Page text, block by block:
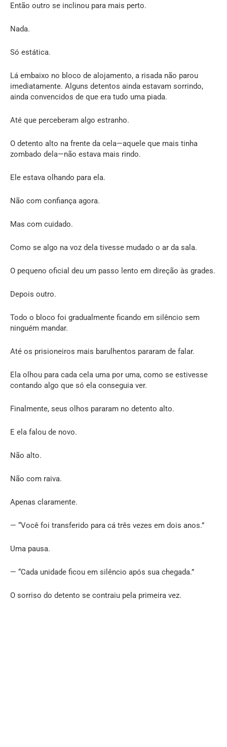
Então outro se inclinou para mais perto.
Nada.
Só estática.
Lá embaixo no bloco de alojamento, a risada não parou
imediatamente. Alguns detentos ainda estavam sorrindo,
ainda convencidos de que era tudo uma piada.
Até que perceberam algo estranho.
O detento alto na frente da cela—aquele que mais tinha
zombado dela—não estava mais rindo.
Ele estava olhando para ela.
Não com confiança agora.
Mas com cuidado.
Como se algo na voz dela tivesse mudado o ar da sala.
O pequeno oficial deu um passo lento em direção às grades.
Depois outro.
Todo o bloco foi gradualmente ficando em silêncio sem
ninguém mandar.
Até os prisioneiros mais barulhentos pararam de falar.
Ela olhou para cada cela uma por uma, como se estivesse
contando algo que só ela conseguia ver.
Finalmente, seus olhos pararam no detento alto.
E ela falou de novo.
Não alto.
Não com raiva.
Apenas claramente.
— “Você foi transferido para cá três vezes em dois anos.”
Uma pausa.
— “Cada unidade ficou em silêncio após sua chegada.”
O sorriso do detento se contraiu pela primeira vez.